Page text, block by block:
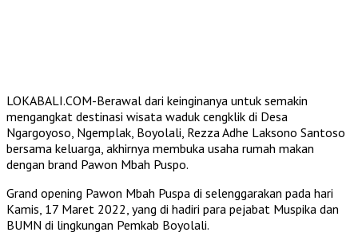
LOKABALI.COM-Berawal dari keinginanya untuk semakin
mengangkat destinasi wisata waduk cengklik di Desa
Ngargoyoso, Ngemplak, Boyolali, Rezza Adhe Laksono Santoso
bersama keluarga, akhirnya membuka usaha rumah makan
dengan brand Pawon Mbah Puspo.
Grand opening Pawon Mbah Puspa di selenggarakan pada hari
Kamis, 17 Maret 2022, yang di hadiri para pejabat Muspika dan
BUMN di lingkungan Pemkab Boyolali.